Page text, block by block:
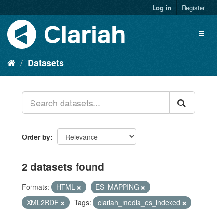
Log in Register
Datasets
Order by
2 datasets found
Formats: HTML
ES_MAPPING
XML2RDF
Tags:
clariah_media_es_indexed